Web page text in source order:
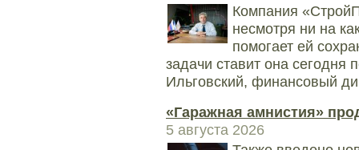
Компания
несмотря ни на
помогает ей
задачи ставит она сегодня
Ильговский, финансовый
«Гаражная амнистия»
5 августа 2026